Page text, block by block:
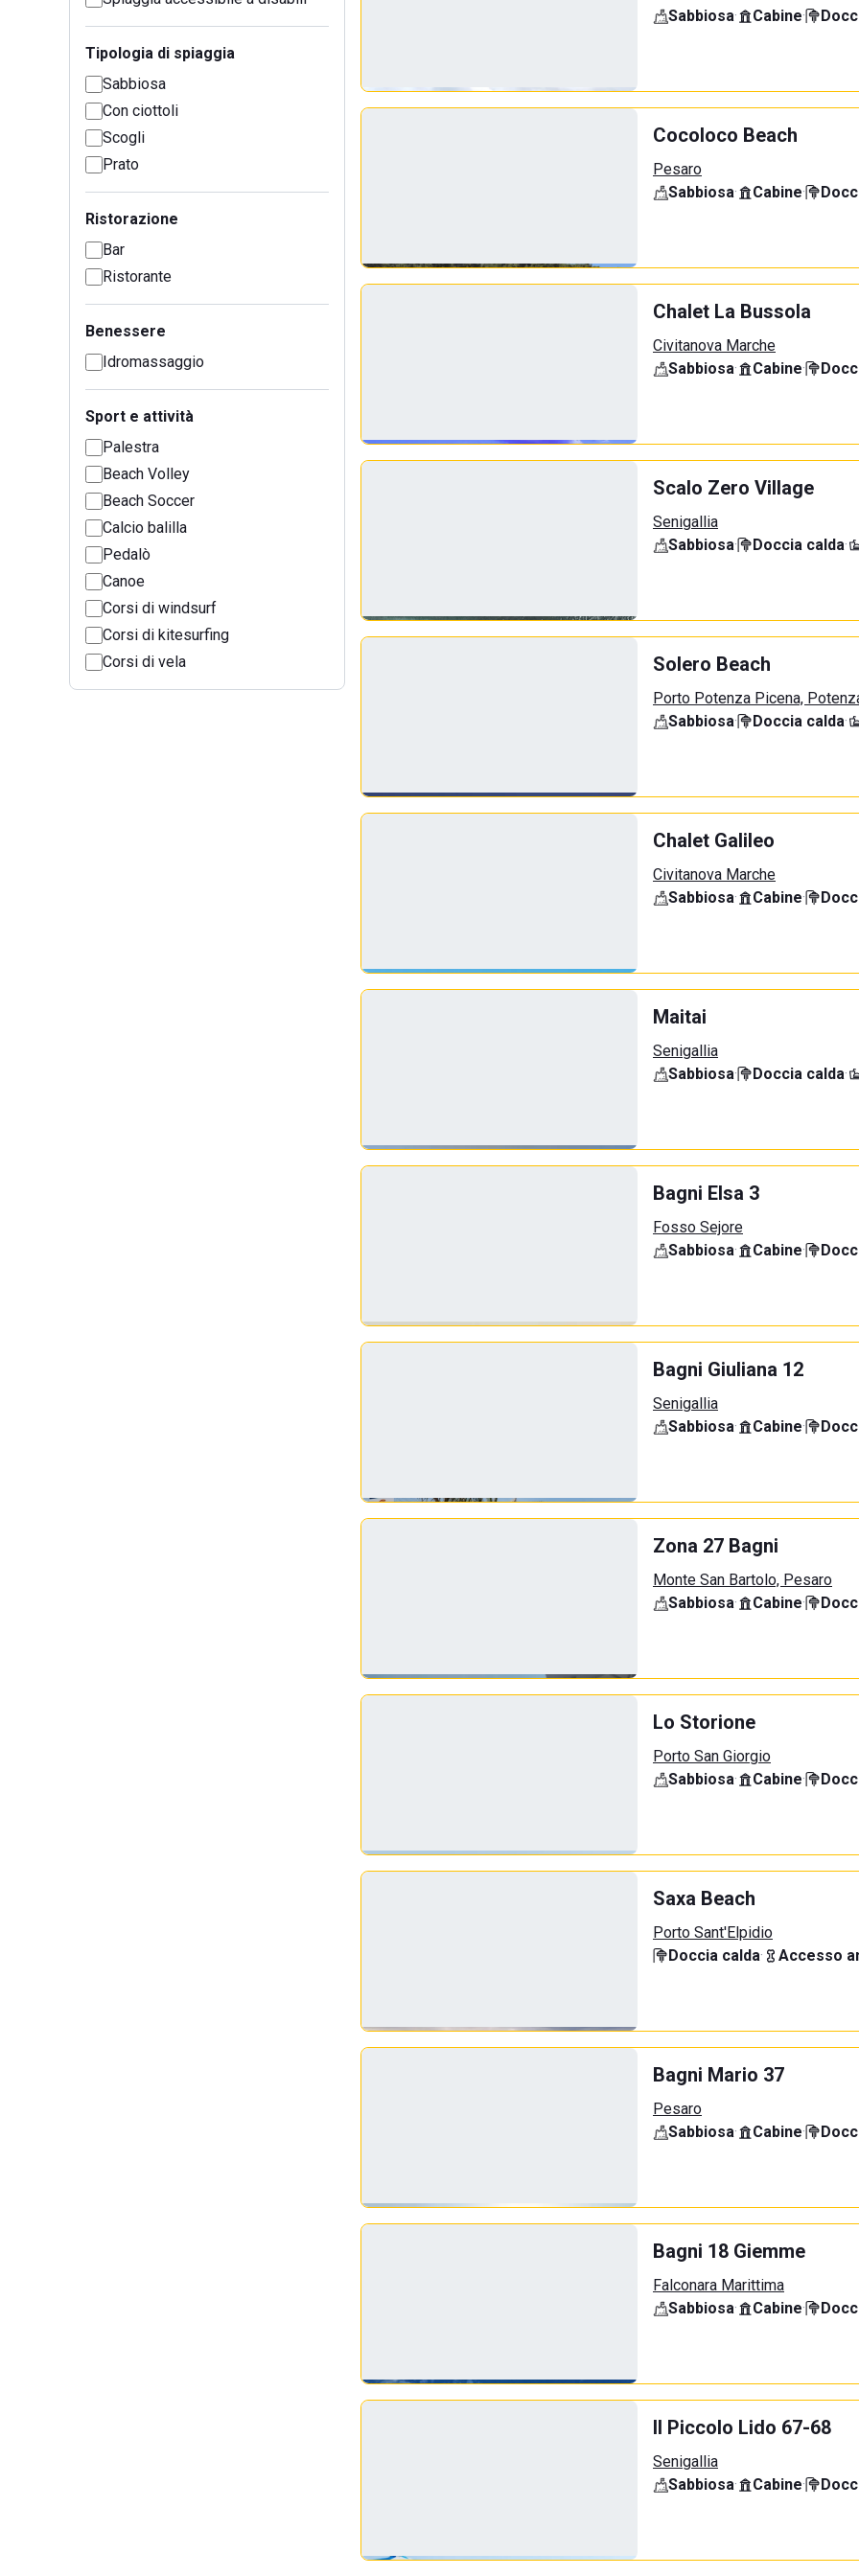
Tipologia di spiaggia
Sabbiosa
Con ciottoli
Scogli
Prato
Ristorazione
Bar
Ristorante
Benessere
Idromassaggio
Sport e attività
Palestra
Beach Volley
Beach Soccer
Calcio balilla
Pedalò
Canoe
Corsi di windsurf
Corsi di kitesurfing
Corsi di vela
Sabbiosa· Cabine·
Cocoloco Beach
Pesaro
Sabbiosa· Cabine·
Chalet La Bussola
Civitanova Marche
Sabbiosa· Cabine·
Scalo Zero Village
Senigallia
Sabbiosa· Doccia calda·
Solero Beach
Porto Potenza Picena,
Sabbiosa· Doccia calda·
Chalet Galileo
Civitanova Marche
Sabbiosa· Cabine·
Maitai
Senigallia
Sabbiosa· Doccia calda·
Bagni Elsa 3
Fosso Sejore
Sabbiosa· Cabine·
Bagni Giuliana 12
Senigallia
Sabbiosa· Cabine·
Zona 27 Bagni
Monte San Bartolo, Pesaro
Sabbiosa· Cabine·
Lo Storione
Porto San Giorgio
Sabbiosa· Cabine·
Saxa Beach
Porto Sant'Elpidio
Doccia calda· Accesso
Bagni Mario 37
Pesaro
Sabbiosa· Cabine·
Bagni 18 Giemme
Falconara Marittima
Sabbiosa· Cabine·
Il Piccolo Lido 67-68
Senigallia
Sabbiosa· Cabine·